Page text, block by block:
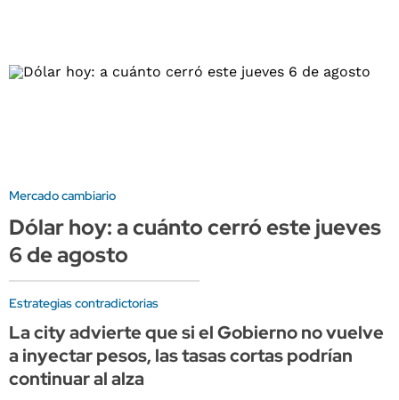
Mercado cambiario
Dólar hoy: a cuánto cerró este jueves
6 de agosto
Estrategias contradictorias
La city advierte que si el Gobierno no vuelve
a inyectar pesos, las tasas cortas podrían
continuar al alza